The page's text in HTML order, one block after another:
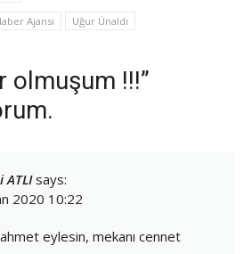
Ajansı Uğur Ünaldı
olmuşum !!!”
ATLI says:
2020 10:22
eylesin, mekanı cennet